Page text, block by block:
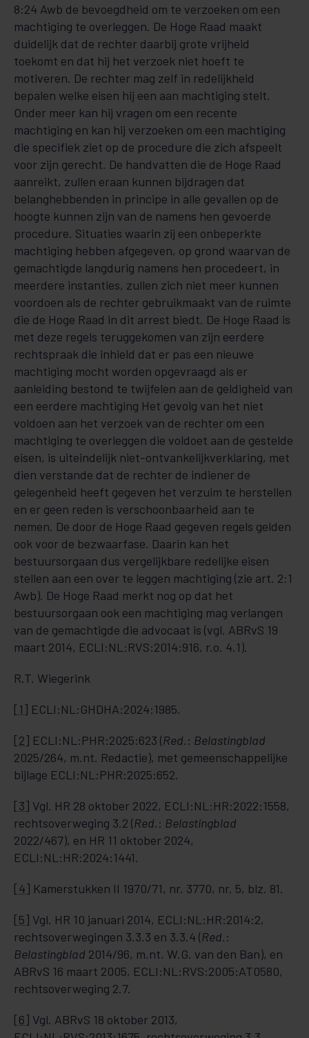
8:24 Awb de bevoegdheid om te verzoeken om een
machtiging te overleggen. De Hoge Raad maakt
duidelijk dat de rechter daarbij grote vrijheid
toekomt en dat hij het verzoek niet hoeft te
motiveren. De rechter mag zelf in redelijkheid
bepalen welke eisen hij een aan machtiging stelt.
Onder meer kan hij vragen om een recente
machtiging en kan hij verzoeken om een machtiging
die specifiek ziet op de procedure die zich afspeelt
voor zijn gerecht. De handvatten die de Hoge Raad
aanreikt, zullen eraan kunnen bijdragen dat
belanghebbenden in principe in alle gevallen op de
hoogte kunnen zijn van de namens hen gevoerde
procedure. Situaties waarin zij een onbeperkte
machtiging hebben afgegeven, op grond waarvan de
gemachtigde langdurig namens hen procedeert, in
meerdere instanties, zullen zich niet meer kunnen
voordoen als de rechter gebruikmaakt van de ruimte
die de Hoge Raad in dit arrest biedt. De Hoge Raad is
met deze regels teruggekomen van zijn eerdere
rechtspraak die inhield dat er pas een nieuwe
machtiging mocht worden opgevraagd als er
aanleiding bestond te twijfelen aan de geldigheid van
een eerdere machtiging Het gevolg van het niet
voldoen aan het verzoek van de rechter om een
machtiging te overleggen die voldoet aan de gestelde
eisen, is uiteindelijk niet-ontvankelijkverklaring, met
dien verstande dat de rechter de indiener de
gelegenheid heeft gegeven het verzuim te herstellen
en er geen reden is verschoonbaarheid aan te
nemen. De door de Hoge Raad gegeven regels gelden
ook voor de bezwaarfase. Daarin kan het
bestuursorgaan dus vergelijkbare redelijke eisen
stellen aan een over te leggen machtiging (zie art. 2:1
Awb). De Hoge Raad merkt nog op dat het
bestuursorgaan ook een machtiging mag verlangen
van de gemachtigde die advocaat is (vgl. ABRvS 19
maart 2014, ECLI:NL:RVS:2014:916, r.o. 4.1).
R.T. Wiegerink
[1] ECLI:NL:GHDHA:2024:1985.
[2] ECLI:NL:PHR:2025:623 (Red.: Belastingblad
2025/264, m.nt. Redactie), met gemeenschappelijke
bijlage ECLI:NL:PHR:2025:652.
[3] Vgl. HR 28 oktober 2022, ECLI:NL:HR:2022:1558,
rechtsoverweging 3.2 (Red.: Belastingblad
2022/467), en HR 11 oktober 2024,
ECLI:NL:HR:2024:1441.
[4] Kamerstukken II 1970/71, nr. 3770, nr. 5, blz. 81.
[5] Vgl. HR 10 januari 2014, ECLI:NL:HR:2014:2,
rechtsoverwegingen 3.3.3 en 3.3.4 (Red.:
Belastingblad 2014/96, m.nt. W.G. van den Ban), en
ABRvS 16 maart 2005, ECLI:NL:RVS:2005:AT0580,
rechtsoverweging 2.7.
[6] Vgl. ABRvS 18 oktober 2013,